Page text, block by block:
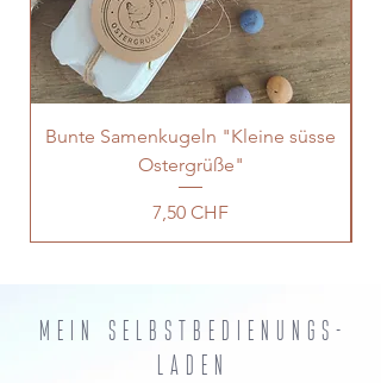
Bunte Samenkugeln "Kleine süsse
Ostergrüße"
Preis
7,50 CHF
MEIN selbstbedienungs-
laden